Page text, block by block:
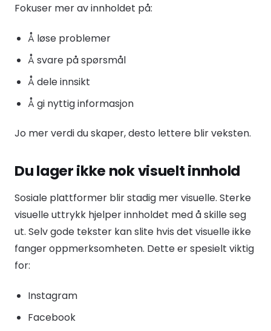
Fokuser mer av innholdet på:
Å løse problemer
Å svare på spørsmål
Å dele innsikt
Å gi nyttig informasjon
Jo mer verdi du skaper, desto lettere blir veksten.
Du lager ikke nok visuelt innhold
Sosiale plattformer blir stadig mer visuelle. Sterke
visuelle uttrykk hjelper innholdet med å skille seg
ut. Selv gode tekster kan slite hvis det visuelle ikke
fanger oppmerksomheten. Dette er spesielt viktig
for:
Instagram
Facebook